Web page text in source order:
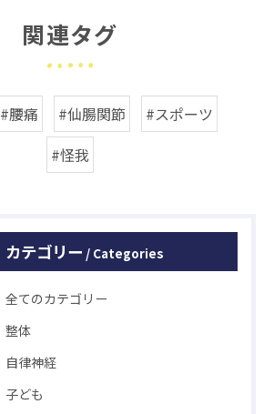
関連タグ
#腰痛 #仙腸関節
#スポーツ
#怪我
カテゴリー Categories
全てのカテゴリー
整体
自律神経
子ども